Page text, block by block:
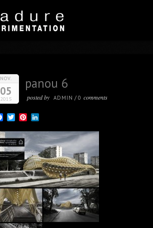
NOV.
05
2015
panou 6
posted by ADMIN / 0 comments
Facebook
TwitterPinterest